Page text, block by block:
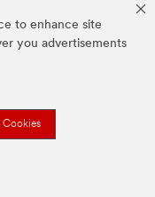
to enhance site
you advertisements
Cookies